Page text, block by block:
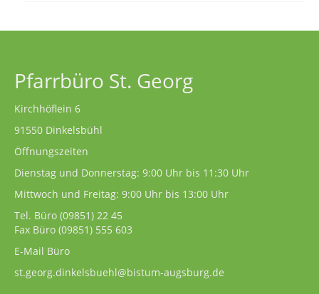
Pfarrbüro St. Georg
Kirchhöflein 6
91550 Dinkelsbühl
Öffnungszeiten
Dienstag und Donnerstag: 9:00 Uhr bis 11:30 Uhr
Mittwoch und Freitag: 9:00 Uhr bis 13:00 Uhr
Tel. Büro (09851) 22 45
Fax Büro (09851) 555 603
E-Mail Büro
st.georg.dinkelsbuehl@bistum-augsburg.de